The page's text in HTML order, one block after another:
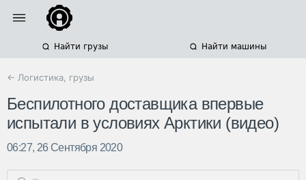
Найти грузы Найти машины
← Логистика, грузы
Беспилотного доставщика впервые
испытали в условиях Арктики (видео)
06:27, 26 Сентября 2020